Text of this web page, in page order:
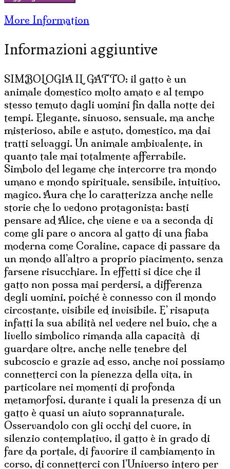
ACCUCCIATI
quantità
More Information
Informazioni aggiuntive
SIMBOLOGIA IL GATTO: il gatto è un
animale domestico molto amato e al tempo
stesso temuto dagli uomini fin dalla notte dei
tempi. Elegante, sinuoso, sensuale, ma anche
misterioso, abile e astuto, domestico, ma dai
tratti selvaggi. Un animale ambivalente, in
quanto tale mai totalmente afferrabile.
Simbolo del legame che intercorre tra mondo
umano e mondo spirituale, sensibile, intuitivo,
magico. Aura che lo caratterizza anche nelle
storie che lo vedono protagonista: basti
pensare ad Alice, che viene e va a seconda di
come gli pare o ancora al gatto di una fiaba
moderna come Coraline, capace di passare da
un mondo all’altro a proprio piacimento, senza
farsene risucchiare. In effetti si dice che il
gatto non possa mai perdersi, a differenza
degli uomini, poiché è connesso con il mondo
circostante, visibile ed invisibile. E’ risaputa
infatti la sua abilità nel vedere nel buio, che a
livello simbolico rimanda alla capacità di
guardare oltre, anche nelle tenebre del
subcoscio e grazie ad esso, anche noi possiamo
connetterci con la pienezza della vita, in
particolare nei momenti di profonda
metamorfosi, durante i quali la presenza di un
gatto è quasi un aiuto soprannaturale.
Osservandolo con gli occhi del cuore, in
silenzio contemplativo, il gatto è in grado di
fare da portale, di favorire il cambiamento in
corso, di connetterci con l’Universo intero per